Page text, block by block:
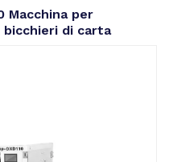
Macchina per
di carta